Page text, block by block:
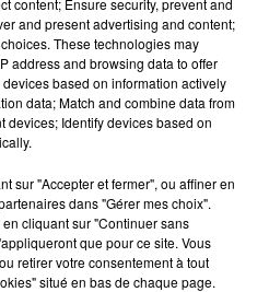
Woinic, le plus grand sanglier du
ses 18 ans
content; Ensure security, prevent and
and present advertising and content;
These technologies may
address and browsing data to offer
based on information actively
data; Match and combine data from
devices; Identify devices based on
sur "Accepter et fermer", ou affiner en
dans "Gérer mes choix".
cliquant sur "Continuer sans
que pour ce site. Vous
retirer votre consentement à tout
situé en bas de chaque page.